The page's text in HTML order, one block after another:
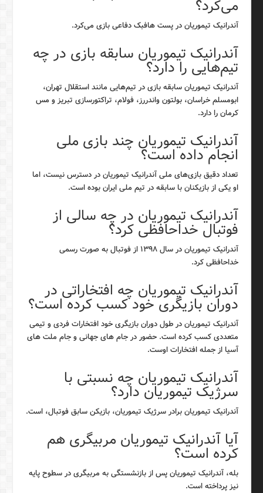
می‌کرد؟
آندرانیک تیموریان در پست هافبک دفاعی بازی می‌کرد.
آندرانیک تیموریان سابقه بازی در چه
تیم‌هایی را دارد؟
آندرانیک تیموریان سابقه بازی در تیم‌هایی مانند استقلال تهران،
ابومسلم خراسان، بولتون واندررز، فولام، تراکتورسازی تبریز و مس
کرمان را دارد.
آندرانیک تیموریان چند بازی ملی
انجام داده است؟
تعداد دقیق بازی‌های ملی آندرانیک تیموریان در دسترس نیست، اما
او یکی از بازیکنان با سابقه در تیم ملی ایران بوده است.
آندرانیک تیموریان در چه سالی از
فوتبال خداحافظی کرد؟
آندرانیک تیموریان در سال ۱۳۹۸ از فوتبال به صورت رسمی
خداحافظی کرد.
آندرانیک تیموریان چه افتخاراتی در
دوران بازیگری خود کسب کرده است؟
آندرانیک تیموریان در طول دوران بازیگری خود افتخارات فردی و تیمی
متعددی کسب کرده است. حضور در جام های جهانی و جام ملت های
آسیا از جمله افتخارات اوست.
آندرانیک تیموریان چه نسبتی با
سرژیک تیموریان دارد؟
آندرانیک تیموریان برادر سرژیک تیموریان، بازیکن سابق فوتبال، است.
آیا آندرانیک تیموریان مربیگری هم
کرده است؟
بله، آندرانیک تیموریان پس از بازنشستگی به مربیگری در سطوح پایه
نیز پرداخته است.